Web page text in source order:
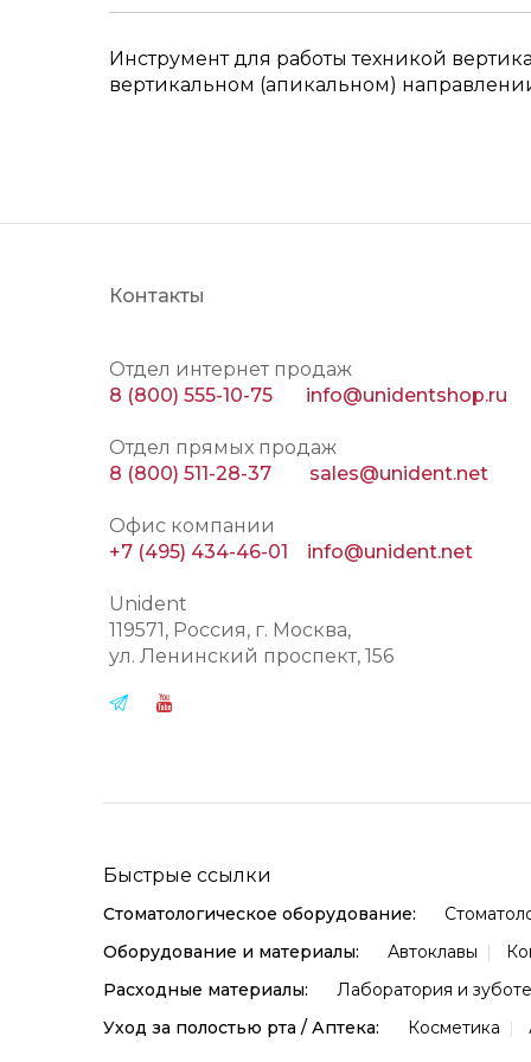
Инструмент для работы техникой
вертикальном (апикальном)
Контакты
Отдел интернет продаж
8 (800) 555-10-75
info@unidentshop.ru
Отдел прямых продаж
8 (800) 511-28-37
sales@unident.net
Офис компании
+7 (495) 434-46-01
info@unident.net
Unident
119571, Россия, г. Москва,
ул. Ленинский проспект, 156
Быстрые ссылки
Стоматологическое оборудование:
Оборудование и материалы:
Автоклавы
Расходные материалы:
Лаборатория и
Уход за полостью рта / Аптека:
Косметика